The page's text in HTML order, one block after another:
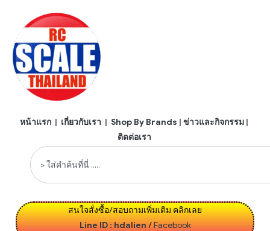
หน้าแรก | เกี่ยวกับเรา | Shop By Brands | ข่าวและกิจกรรม |
ติดต่อเรา
สนใจสั่งซื้อ/สอบถามเพิ่มเติม คลิกเลย
Line ID : hdalien/Facebook